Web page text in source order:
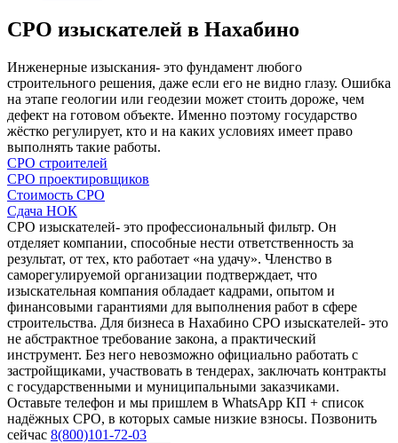
СРО изыскателей в Нахабино
Инженерные изыскания- это фундамент любого
строительного решения, даже если его не видно глазу. Ошибка
на этапе геологии или геодезии может стоить дороже, чем
дефект на готовом объекте. Именно поэтому государство
жёстко регулирует, кто и на каких условиях имеет право
выполнять такие работы.
СРО строителей
СРО проектировщиков
Стоимость СРО
Сдача НОК
СРО изыскателей- это профессиональный фильтр. Он
отделяет компании, способные нести ответственность за
результат, от тех, кто работает «на удачу». Членство в
саморегулируемой организации подтверждает, что
изыскательная компания обладает кадрами, опытом и
финансовыми гарантиями для выполнения работ в сфере
строительства. Для бизнеса в Нахабино СРО изыскателей- это
не абстрактное требование закона, а практический
инструмент. Без него невозможно официально работать с
застройщиками, участвовать в тендерах, заключать контракты
с государственными и муниципальными заказчиками.
Оставьте телефон и мы пришлем в WhatsApp КП + список
надёжных СРО, в которых самые низкие взносы. Позвонить
сейчас 8(800)101-72-03